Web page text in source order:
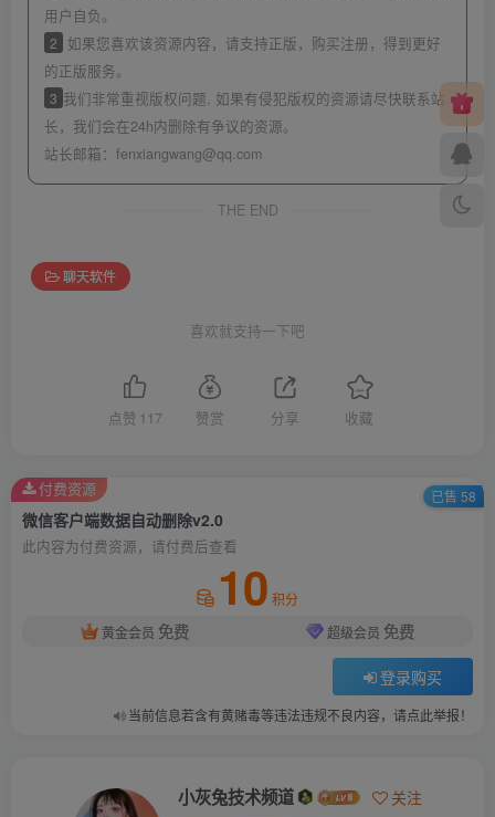
用户自负。
2
如果您喜欢该资源内容，请支持正版，购买注册，得到更好
的正版服务。
3 我们非常重视版权问题, 如果有侵犯版权的资源请尽快联系站
长，我们会在24h内删除有争议的资源。
站长邮箱： fenxiangwang@qq.com
THE END
聊天软件
喜欢就支持一下吧
点赞 117 赞赏 分享 收藏
微信客户端数据自动删除v2.0
此内容为付费资源，请付费后查看
10 积分
黄金会员 免费 超级会员 免费
登录购买
当前信息若含有黄赌毒等违法违规不良内容，请点此举报！
付费资源 已售 58
小灰兔技术频道 关注